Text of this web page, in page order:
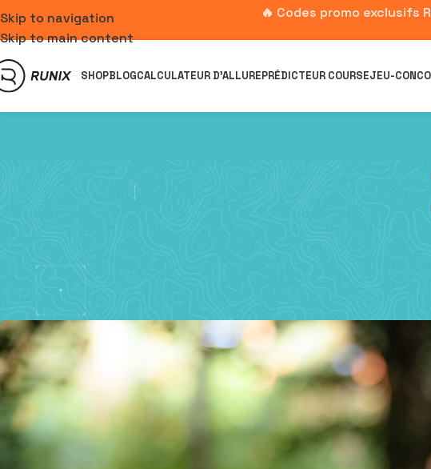
Skip to navigation
Skip to main content
🔥 Codes promo exclusifs
SHOPBLOGCALCULATEUR D’ALLUREPRÉDICTEUR COURSEJEU-
Découvrez le Gel
Posté par